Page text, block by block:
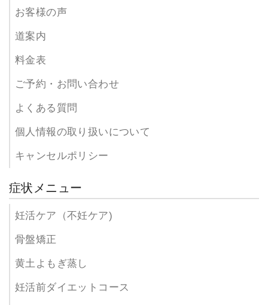
お客様の声
道案内
料金表
ご予約・お問い合わせ
よくある質問
個人情報の取り扱いについて
キャンセルポリシー
症状メニュー
妊活ケア（不妊ケア)
骨盤矯正
黄土よもぎ蒸し
妊活前ダイエットコース